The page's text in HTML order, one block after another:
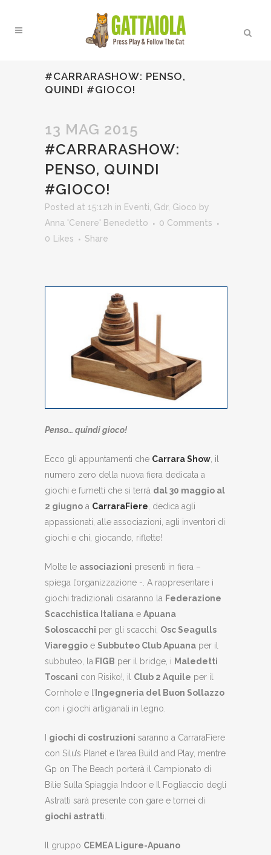
#CARRARASHOW: PENSO,
QUINDI #GIOCO!
13 MAG 2015
#CARRARASHOW:
PENSO, QUINDI
#GIOCO!
Posted at 15:12h in Eventi Gdr, Gioco by
Anna 'Cenere' Benedetto
0 Comments
0
Likes Share
Penso… quindi gioco!
Ecco gli appuntamenti che Carrara Show , il
numero zero della nuova fiera dedicata a
giochi e fumetti che si terrà dal 30 maggio al
2 giugno a CarraraFiere , dedica agli
appassionati, alle associazioni, agli inventori di
giochi e chi, giocando, riflette!
Molte le associazioni presenti in fiera –
spiega l’organizzazione -. A rappresentare i
giochi tradizionali cisaranno la Federazione
Scacchistica Italiana e Apuana
Soloscacchi per gli scacchi, Osc Seagulls
Viareggio e Subbuteo Club Apuana per il
subbuteo, la FIGB per il bridge, i Maledetti
Toscani con Risiko!, il Club 2 Aquile per il
Cornhole e l’ Ingegneria del Buon Sollazzo
con i giochi artigianali in legno.
giochi di costruzioni saranno a CarraraFiere
con Silu’s Planet e l’area Build and Play, mentre
Gp on The Beach porterà il Campionato di
Bilie Sulla Spiaggia Indoor e Il Fogliaccio degli
Astratti sarà presente con gare e tornei di
giochi astratti.
Il gruppo CEMEA Ligure-Apuano